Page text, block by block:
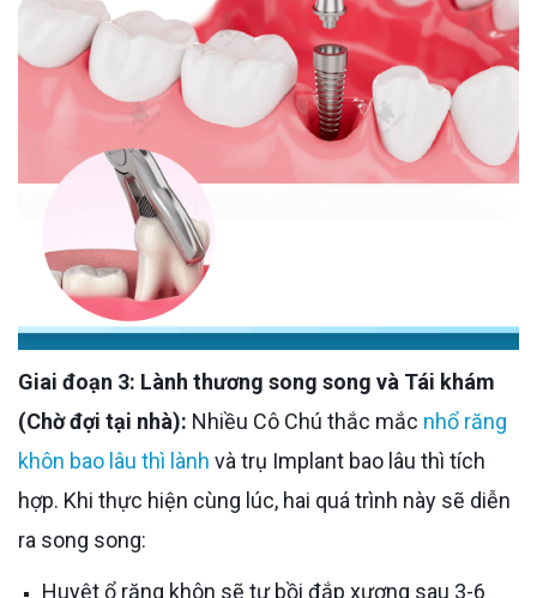
Giai đoạn 3: Lành thương song song và Tái khám
(Chờ đợi tại nhà): Nhiều Cô Chú thắc mắc nhổ răng
khôn bao lâu thì lành và trụ Implant bao lâu thì tích
hợp. Khi thực hiện cùng lúc, hai quá trình này sẽ diễn
ra song song:
Huyệt ổ răng khôn sẽ tự bồi đắp xương sau 3-6